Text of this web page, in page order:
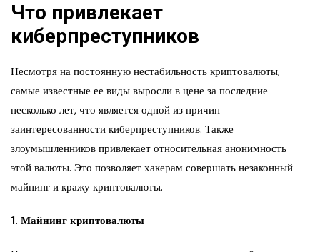
Что привлекает
киберпреступников
Несмотря на постоянную нестабильность криптовалюты,
самые известные ее виды выросли в цене за последние
несколько лет, что является одной из причин
заинтересованности киберпреступников. Также
злоумышленников привлекает относительная анонимность
этой валюты. Это позволяет хакерам совершать незаконный
майнинг и кражу криптовалюты.
1. Майнинг криптовалюты